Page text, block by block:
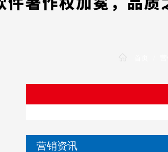
营销资讯